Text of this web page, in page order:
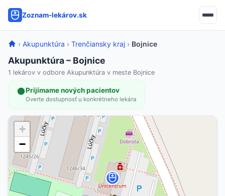
Zoznam-lekárov.sk
› Akupunktúra › Trenčiansky kraj › Bojnice
Akupunktúra – Bojnice
1 lekárov v odbore Akupunktúra v meste Bojnice
Prijímame nových pacientov
Overte dostupnosť u konkrétneho lekára
+
−